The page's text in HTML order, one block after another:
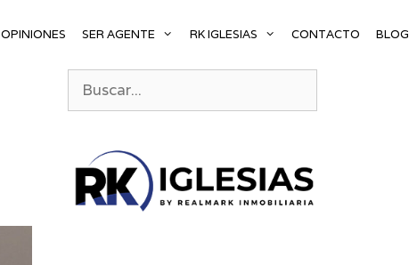
OPINIONES SER AGENTE RK IGLESIAS CONTACTO BLOG